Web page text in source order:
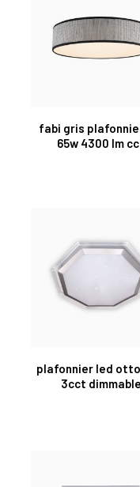
fabi gris
65w 4300 lm
plafonnier led
3cct dimmable